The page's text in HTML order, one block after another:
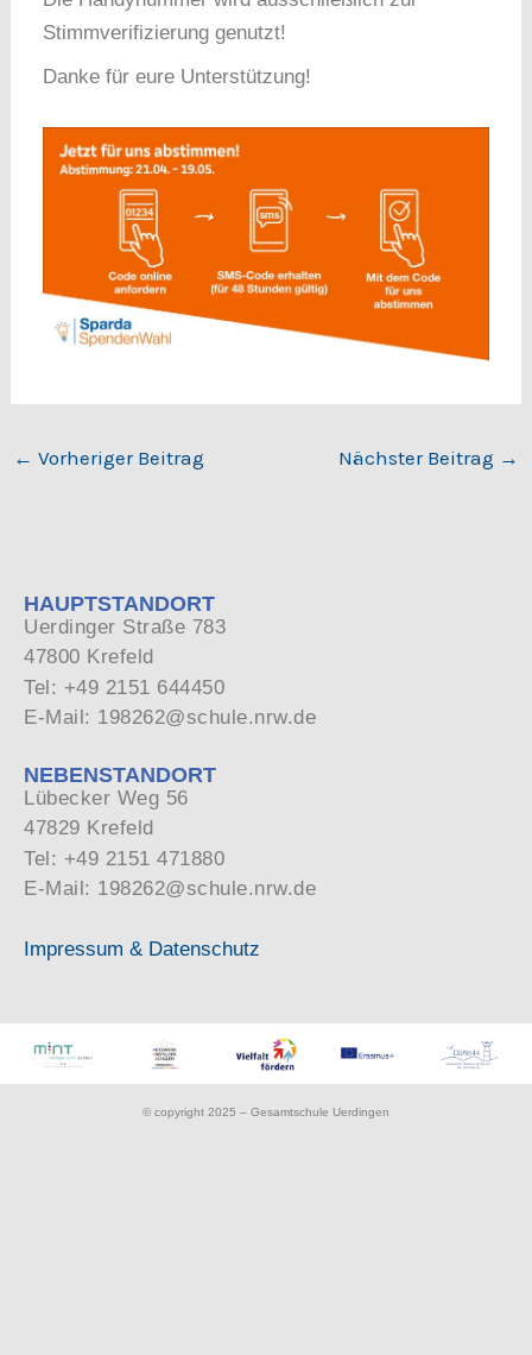
Stimmverifizierung genutzt!
Danke für eure Unterstützung!
← Vorheriger Beitrag Nächster Beitrag →
HAUPTSTANDORT
Uerdinger Straße 783
47800 Krefeld
Tel: +49 2151 644450
E-Mail: 198262@schule.nrw.de
NEBENSTANDORT
Lübecker Weg 56
47829 Krefeld
Tel: +49 2151 471880
E-Mail: 198262@schule.nrw.de
Impressum & Datenschutz
© copyright 2025 – Gesamtschule Uerdingen